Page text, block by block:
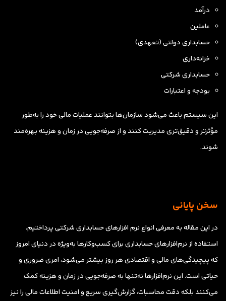
درآمد
عاملین
حسابداری دولتی (تعهدی)
خزانه‌داری
حسابداری شرکتی
بودجه و اعتبارات
این سیستم باعث می‌شود سازمان‌ها بتوانند عملیات مالی خود را به‌طور
مؤثرتر و دقیق‌تری مدیریت کنند و از صرفه‌جویی در زمان و هزینه بهره‌مند
شوند.
سخن پایانی
در این مقاله به معرفی انواع نرم افزارهای حسابداری شرکتی پرداختیم.
استفاده از نرم‌افزارهای حسابداری برای کسب‌وکارها به‌ویژه در دنیای امروز
که پیچیدگی‌های مالی و اقتصادی هر روز بیشتر می‌شود، امری ضروری و
حیاتی است. این نرم‌افزارها نه‌تنها به صرفه‌جویی در زمان و هزینه کمک
می‌کنند بلکه دقت محاسبات، گزارش‌گیری سریع و امنیت اطلاعات مالی را نیز